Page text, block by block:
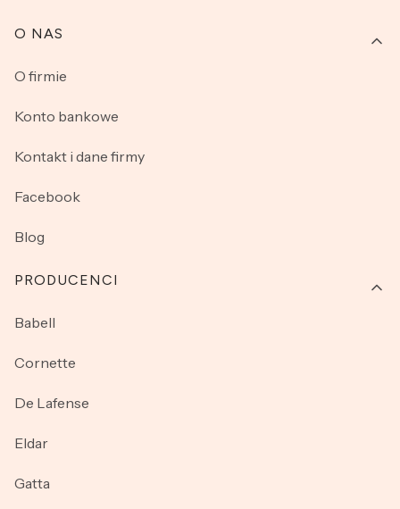
O NAS
O firmie
Konto bankowe
Kontakt i dane firmy
Facebook
Blog
PRODUCENCI
Babell
Cornette
De Lafense
Eldar
Gatta